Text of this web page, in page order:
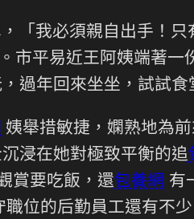
「我必須親自出手！
市平易近王阿姨端著一
過年回來坐坐，試試食
姨舉措敏捷，嫻熟地為
浸在她對極致平衡的追
賞要吃飯，還包養網 有
位的后勤員工還有不少